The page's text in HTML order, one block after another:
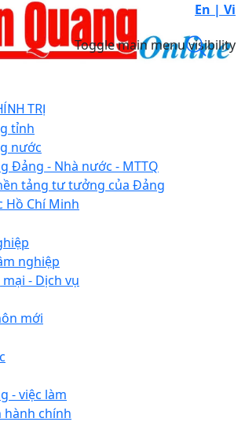
En | Vi
Toggle main menu visibility
TRỊ
tỉnh
nước
Đảng - Nhà nước - MTTQ
tảng tư tưởng của Đảng
Hồ Chí Minh
nghiệp
- Dịch vụ
mới
- việc làm
hành chính